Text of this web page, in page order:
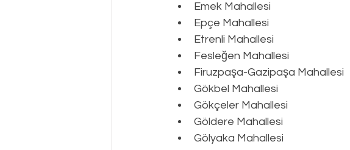
Emek Mahallesi
Epçe Mahallesi
Etrenli Mahallesi
Fesleğen Mahallesi
Firuzpaşa-Gazipaşa Mahallesi
Gökbel Mahallesi
Gökçeler Mahallesi
Göldere Mahallesi
Gölyaka Mahallesi